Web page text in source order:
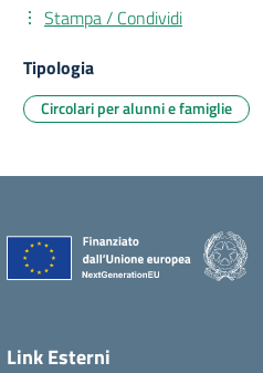
Stampa / Condividi
Tipologia
Circolari per alunni e famiglie
Link Esterni